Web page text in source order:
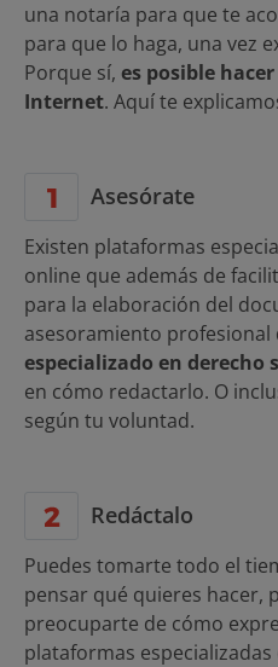
una notaría para que te
para que lo haga, una vez
Porque sí, es posible
Internet. Aquí te
Asesórate
Existen plataformas
online que además de
para la elaboración del
asesoramiento profesional
especializado en
en cómo redactarlo. O
según tu voluntad.
Redáctalo
Puedes tomarte todo el
pensar qué quieres hacer,
preocuparte de cómo
plataformas